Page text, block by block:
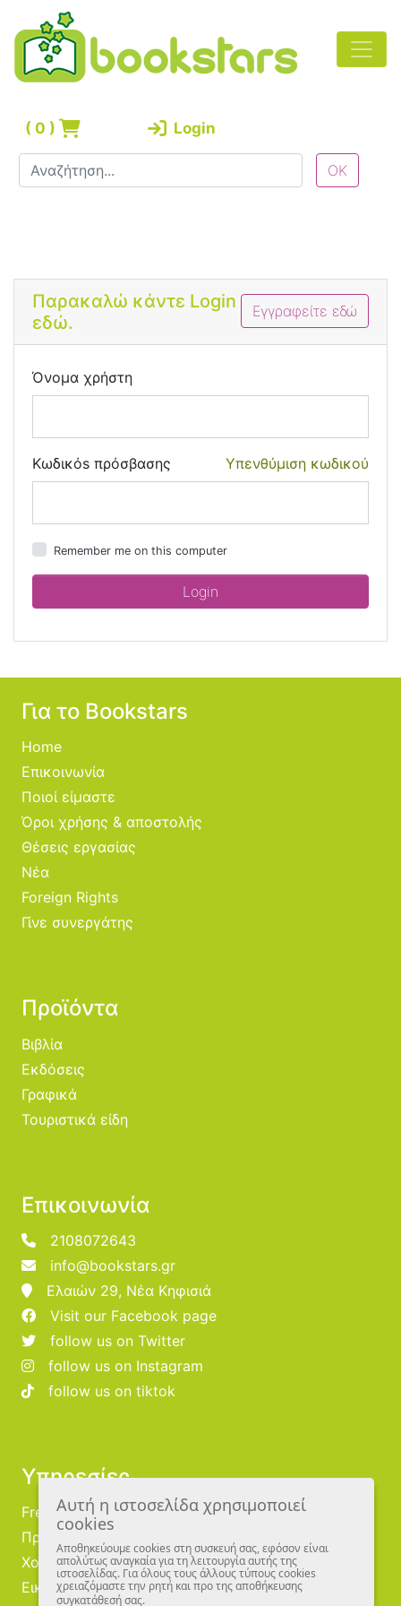
( 0 ) Login
Εγγραφείτε εδώ
Παρακαλώ κάντε Login
εδώ.
Όνομα χρήστη
Υπενθύμιση κωδικού
Κωδικόs πρόσβασης
Remember me on this computer
Για το Bookstars
Home
Επικοινωνία
Ποιοί είμαστε
Όροι χρήσης & αποστολής
Θέσεις εργασίας
Νέα
Foreign Rights
Γίνε συνεργάτης
Προϊόντα
Βιβλία
Εκδόσεις
Γραφικά
Τουριστικά είδη
Επικοινωνία
2108072643
info@bookstars.gr
Ελαιών 29, Νέα Κηφισιά
Visit our Facebook page
follow us on Twitter
follow us on Instagram
follow us on tiktok
Υπηρεσίες
Free Publishing
Προμηθευτές
Χονδρική
Εικονογράφοι
Αυτή η ιστοσελίδα χρησιμοποιεί
cookies
Αποθηκεύουμε cookies στη συσκευή σας, εφόσον είναι
απολύτως αναγκαία για τη λειτουργία αυτής της
ιστοσελίδας. Για όλους τους άλλους τύπους cookies
χρειαζόμαστε την ρητή και προ της αποθήκευσης
συγκατάθεσή σας.